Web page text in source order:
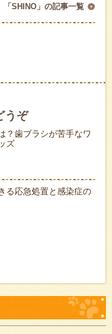
「SHINO」の記事一覧
うぞ
？歯ブラシが苦手なワ
ズ
る応急処置と感染症の